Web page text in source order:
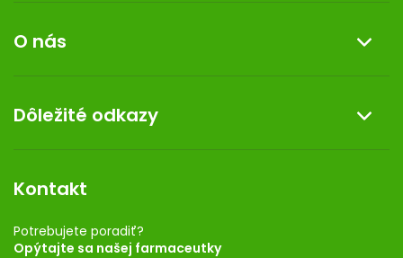
Reklamácia a vrátenie tovaru
Doprava a platba
Darček k nákupu
O nás
Kontakt
Dermocentrum
Dôležité odkazy
Rozhodnutie na prevádzku
Registrácia
Kontakt
Potrebujete poradiť?
Opýtajte sa našej farmaceutky